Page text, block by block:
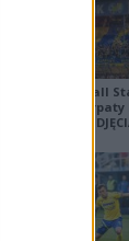
Derby Ekoball
Sanok - Karpaty
na remis